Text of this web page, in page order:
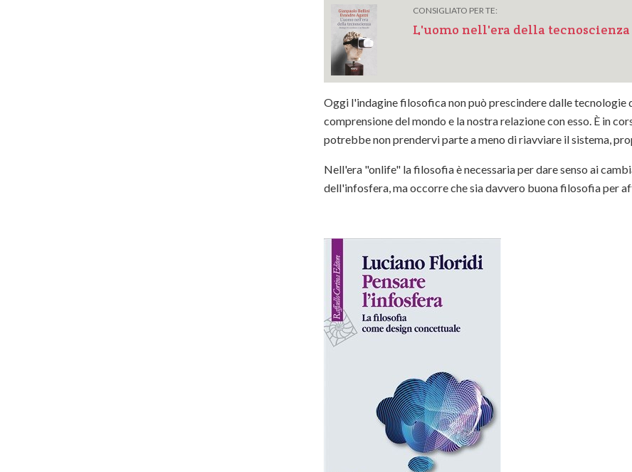
CONSIGLIATO PER TE:
L'uomo nell'era della tecnoscienza
Oggi l'indagine filosofica non può prescindere dalle
comprensione del mondo e la nostra relazione con esso. È in
potrebbe non prendervi parte a meno di riavviare il sistema,
Nell'era "onlife" la filosofia è necessaria per dare senso ai
dell'infosfera, ma occorre che sia davvero buona filosofia per